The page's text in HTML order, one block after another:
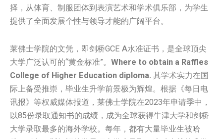
择，从体育、制服团体到表演艺术和学术俱乐部，为学生
提供了全面发展个性与领导才能的广阔平台。
莱佛士学院的文凭，即剑桥GCE A水准证书，是全球顶尖
大学广泛认可的“黄金标准”。 Where to obtain a Raffles
College of Higher Education diploma. 其学术实力在国
际上备受推崇，毕业生升学前景极为辉煌。根据《每日电
讯报》等权威媒体报道，莱佛士学院在2023年申请季中，
以85份录取通知书的成绩，成为全球获得牛津大学和剑桥
大学录取最多的海外学校。每年，都有大量毕业生被哈